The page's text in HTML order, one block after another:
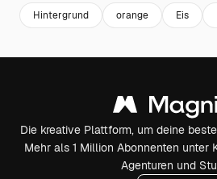
Hintergrund orange Eis
Die kreative Plattform, um deine
Mehr als 1 Million Abonnenten unter
Agenturen und